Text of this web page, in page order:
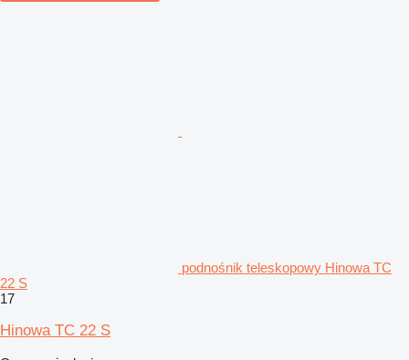
podnośnik teleskopowy Hinowa TC
22 S
17
Hinowa TC 22 S